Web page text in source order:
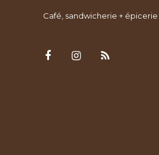
Café, sandwicherie + épicerie